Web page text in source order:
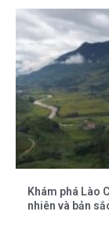
Khám phá Lào
nhiên và bản